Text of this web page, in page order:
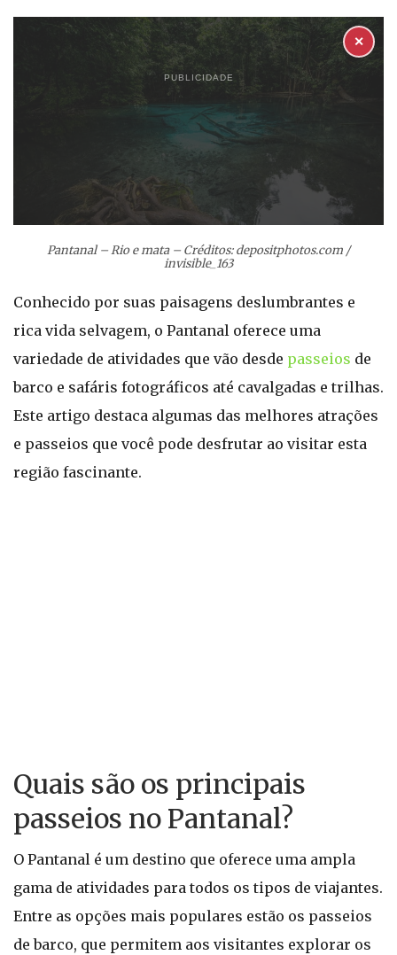
PUBLICIDADE
✕
Pantanal – Rio e mata – Créditos: depositphotos.com /
invisible_163
Conhecido por suas paisagens deslumbrantes e
rica vida selvagem, o Pantanal oferece uma
variedade de atividades que vão desde passeios de
barco e safáris fotográficos até cavalgadas e trilhas.
Este artigo destaca algumas das melhores atrações
e passeios que você pode desfrutar ao visitar esta
região fascinante.
Quais são os principais
passeios no Pantanal?
O Pantanal é um destino que oferece uma ampla
gama de atividades para todos os tipos de viajantes.
Entre as opções mais populares estão os passeios
de barco, que permitem aos visitantes explorar os